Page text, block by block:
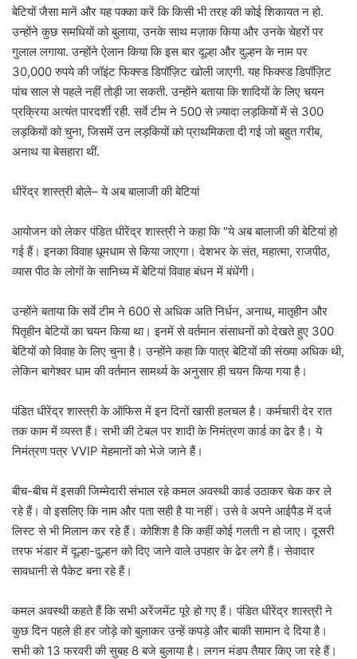
बेटियों जैसा मानें और यह पक्का करें कि किसी भी तरह की कोई शिकायत न हो.
उन्होंने कुछ समधियों को बुलाया, उनके साथ मज़ाक किया और उनके चेहरों पर
गुलाल लगाया. उन्होंने ऐलान किया कि इस बार दूल्हा और दुल्हन के नाम पर
30,000 रुपये की जॉइंट फिक्स्ड डिपॉज़िट खोली जाएगी. यह फिक्स्ड डिपॉज़िट
पांच साल से पहले नहीं तोड़ी जा सकती. उन्होंने बताया कि शादियों के लिए चयन
प्रक्रिया अत्यंत पारदर्शी रही. सर्वे टीम ने 500 से ज़्यादा लड़कियों में से 300
लड़कियों को चुना, जिसमें उन लड़कियों को प्राथमिकता दी गई जो बहुत गरीब,
अनाथ या बेसहारा थीं.
धीरेंद्र शास्त्री बोले– ये अब बालाजी की बेटियां
आयोजन को लेकर पंडित धीरेंद्र शास्त्री ने कहा कि "ये अब बालाजी की बेटियां हो
गई हैं। इनका विवाह धूमधाम से किया जाएगा। देशभर के संत, महात्मा, राजपीठ,
व्यास पीठ के लोगों के सानिध्य में बेटियां विवाह बंधन में बंधेंगी।
उन्होंने बताया कि सर्वे टीम ने 600 से अधिक अति निर्धन, अनाथ, मातृहीन और
पितृहीन बेटियों का चयन किया था। इनमें से वर्तमान संसाधनों को देखते हुए 300
बेटियों को विवाह के लिए चुना है। उन्होंने कहा कि पात्र बेटियों की संख्या अधिक थी,
लेकिन बागेश्वर धाम की वर्तमान सामर्थ्य के अनुसार ही चयन किया गया है।
पंडित धीरेंद्र शास्त्री के ऑफिस में इन दिनों खासी हलचल है। कर्मचारी देर रात
तक काम में व्यस्त हैं। सभी की टेबल पर शादी के निमंत्रण कार्ड का ढेर है। ये
निमंत्रण पत्र VVIP मेहमानों को भेजे जाने हैं।
बीच-बीच में इसकी जिम्मेदारी संभाल रहे कमल अवस्थी कार्ड उठाकर चेक कर ले
रहे हैं। वो इसलिए कि नाम और पता सही है या नहीं। उसे वे अपने आईपैड में दर्ज
लिस्ट से भी मिलान कर रहे हैं। कोशिश है कि कहीं कोई गलती न हो जाए। दूसरी
तरफ भंडार में दूल्हा-दुल्हन को दिए जाने वाले उपहार के ढेर लगे हैं। सेवादार
सावधानी से पैकेट बना रहे हैं।
कमल अवस्थी कहते हैं कि सभी अरेंजमेंट पूरे हो गए हैं। पंडित धीरेंद्र शास्त्री ने
कुछ दिन पहले ही हर जोड़े को बुलाकर उन्हें कपड़े और बाकी सामान दे दिया है।
सभी को 13 फरवरी की सुबह 8 बजे बुलाया है। लगन मंडप तैयार किए जा रहे हैं।